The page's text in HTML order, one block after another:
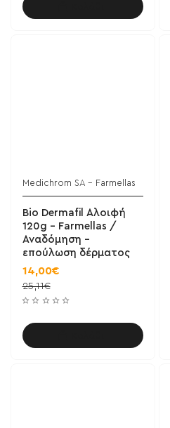
Medichrom SA - Farmellas
Bio Dermafil Αλοιφή
120g - Farmellas /
Αναδόμηση -
επούλωση δέρματος
14,00€
25,11€